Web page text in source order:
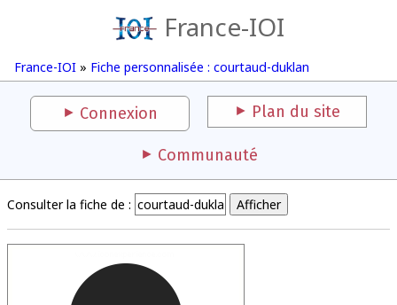
France-IOI
France-IOI » Fiche personnalisée : courtaud-duklan
Connexion Plan du site
Communauté
Consulter la fiche de :